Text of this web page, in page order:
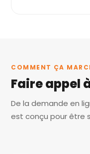
COMMENT ÇA
Faire appel
De la demande en
est conçu pour être